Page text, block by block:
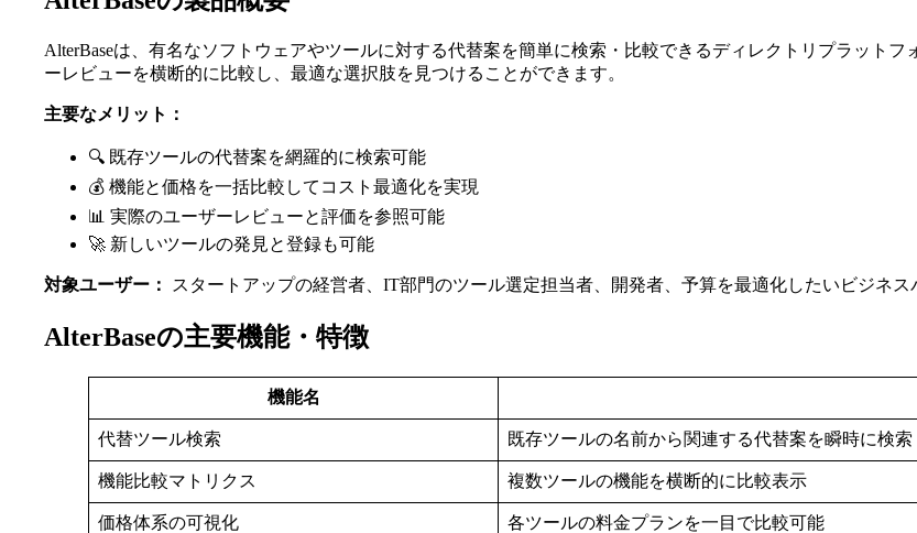
AlterBaseは、有名なソフトウェアやツールに対する代替案を簡単に検索・比較できるディレクトリプラット
ーレビューを横断的に比較し、最適な選択肢を見つけることができます。
主要なメリット：
🔍 既存ツールの代替案を網羅的に検索可能
💰 機能と価格を一括比較してコスト最適化を実現
📊 実際のユーザーレビューと評価を参照可能
🚀 新しいツールの発見と登録も可能
対象ユーザー： スタートアップの経営者、IT部門のツール選定担当者、開発者、予算を最適化したいビジネス
AlterBaseの主要機能・特徴
機能名
代替ツール検索 既存ツールの名前から関連する代替案を瞬時に検索
機能比較マトリクス 複数ツールの機能を横断的に比較表示
価格体系の可視化 各ツールの料金プランを一目で比較可能